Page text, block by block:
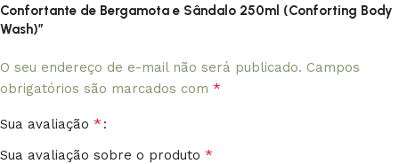
Confortante de Bergamota e Sândalo 250ml (Conforting Body
Wash)”
O seu endereço de e-mail não será publicado. Campos
obrigatórios são marcados com *
Sua avaliação *
Sua avaliação sobre o produto *